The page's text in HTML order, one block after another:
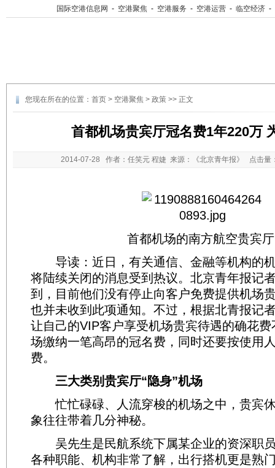
国际空港信息网 - 空港聚焦 - 空港服务 - 空港运营 - 临空经济 -
您现在所在的位置： 首页 > 空港聚焦 > 政策 >> 正文
首都机场贵宾厅冠名费1年220万
2014-07-28 作者：任笑元 程婕 来源：《北京青年报》 点击量
首都机场的南方航空贵宾厅
导读：近日，有关通信、金融等机构的
将陆续关闭的消息受到热议。北京青年报记
到，目前他们没有停止向客户免费提供机场
也并未收到此项通知。不过，根据北青报记
让自己的VIP客户享受机场贵宾待遇的确花
场缴纳一笔高昂的冠名费，同时还要按使用
费。
三大类别贵宾厅“隐身”机场
忙忙碌碌、人流穿梭的机场之中，贵宾
象往往带着几分神秘。
吴先生是民航系统下属某企业的资深职
各种职能、机构非常了解，出行搭机更是熟